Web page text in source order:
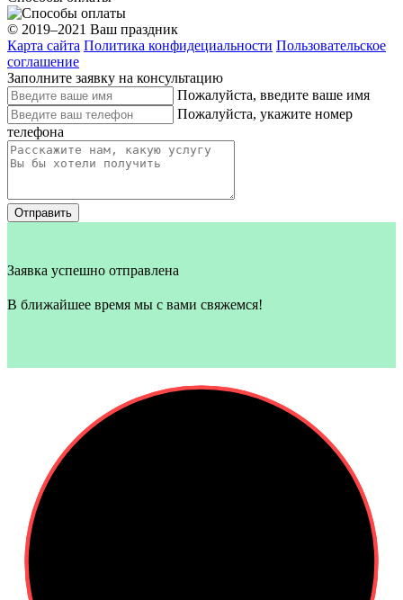
© 2019–2021 Ваш праздник
Карта сайта Политика конфидециальности Пользовательское
соглашение
Заполните заявку на консультацию
Пожалуйста, введите ваше имя
Пожалуйста, укажите номер
телефона
Отправить
Заявка успешно отправлена
В ближайшее время мы с вами свяжемся!